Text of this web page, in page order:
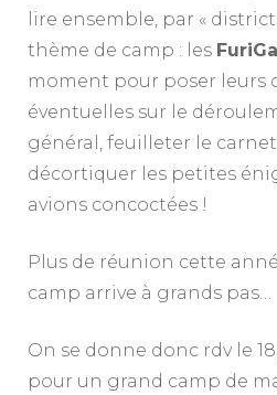
lire ensemble, par «
thème de camp : les
moment pour poser leurs
éventuelles sur le
général, feuilleter le
décortiquer les petites
avions concoctées !
Plus de réunion cette
camp arrive à grands pas…
On se donne donc rdv le
pour un grand camp de